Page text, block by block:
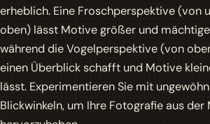
erheblich. Eine Froschperspektive (von
oben) lässt Motive größer und
während die Vogelperspektive (von
einen Überblick schafft und Motive
lässt. Experimentieren Sie mit
Blickwinkeln, um Ihre Fotografie aus der